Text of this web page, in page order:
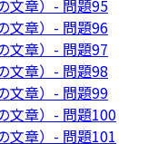
文章）- 問題95
文章）- 問題96
文章）- 問題97
文章）- 問題98
文章）- 問題99
文章）- 問題100
文章）- 問題101